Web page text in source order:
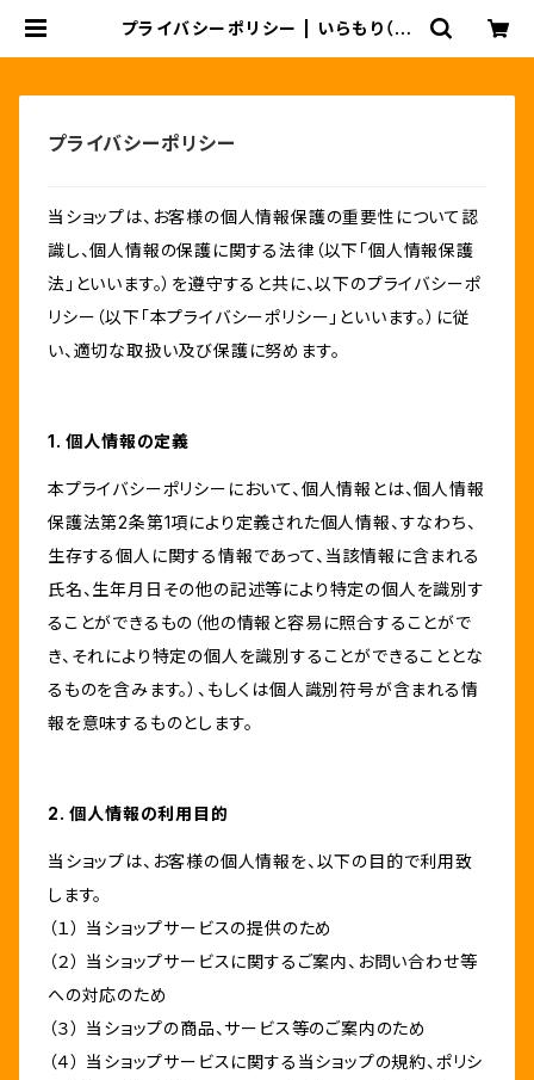
プライバシーポリシー | いらもり（有
プライバシーポリシー
当ショップは、お客様の個人情報保護の重要性について認
識し、個人情報の保護に関する法律（以下「個人情報保護
法」といいます。）を遵守すると共に、以下のプライバシーポ
リシー（以下「本プライバシーポリシー」といいます。）に従
い、適切な取扱い及び保護に努めます。
1. 個人情報の定義
本プライバシーポリシーにおいて、個人情報とは、個人情報
保護法第2条第1項により定義された個人情報、すなわち、
生存する個人に関する情報であって、当該情報に含まれる
氏名、生年月日その他の記述等により特定の個人を識別す
ることができるもの（他の情報と容易に照合することがで
き、それにより特定の個人を識別することができることとな
るものを含みます。）、もしくは個人識別符号が含まれる情
報を意味するものとします。
2. 個人情報の利用目的
当ショップは、お客様の個人情報を、以下の目的で利用致
します。
（１） 当ショップサービスの提供のため
（２） 当ショップサービスに関するご案内、お問い合わせ等
への対応のため
（３） 当ショップの商品、サービス等のご案内のため
（４） 当ショップサービスに関する当ショップの規約、ポリシ